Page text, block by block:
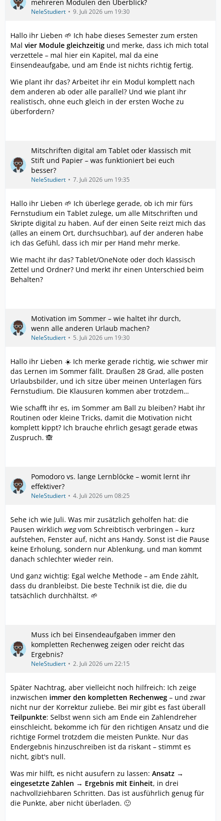
mehreren Modulen den Überblick?
NeleStudiert 9. Juli 2026 um 19:30
Hallo ihr Lieben 🌱 Ich habe dieses Semester zum ersten
Mal vier Module gleichzeitig und merke, dass ich mich total
verzettele – mal hier ein Kapitel, mal da eine
Einsendeaufgabe, und am Ende ist nichts richtig fertig.
Wie plant ihr das? Arbeitet ihr ein Modul komplett nach
dem anderen ab oder alle parallel? Und wie plant ihr
realistisch, ohne euch gleich in der ersten Woche zu
überfordern?
Mitschriften digital am Tablet oder klassisch mit
Stift und Papier – was funktioniert bei euch
besser?
NeleStudiert 7. Juli 2026 um 19:35
Hallo ihr Lieben 🌱 Ich überlege gerade, ob ich mir fürs
Fernstudium ein Tablet zulege, um alle Mitschriften und
Skripte digital zu haben. Auf der einen Seite reizt mich das
(alles an einem Ort, durchsuchbar), auf der anderen habe
ich das Gefühl, dass ich mir per Hand mehr merke.
Wie macht ihr das? Tablet/OneNote oder doch klassisch
Zettel und Ordner? Und merkt ihr einen Unterschied beim
Behalten?
Motivation im Sommer – wie haltet ihr durch,
wenn alle anderen Urlaub machen?
NeleStudiert 5. Juli 2026 um 19:30
Hallo ihr Lieben ☀️ Ich merke gerade richtig, wie schwer mir
das Lernen im Sommer fällt. Draußen 28 Grad, alle posten
Urlaubsbilder, und ich sitze über meinen Unterlagen fürs
Fernstudium. Die Klausuren kommen aber trotzdem…
Wie schafft ihr es, im Sommer am Ball zu bleiben? Habt ihr
Routinen oder kleine Tricks, damit die Motivation nicht
komplett kippt? Ich brauche ehrlich gesagt gerade etwas
Zuspruch. 🙈
Pomodoro vs. lange Lernblöcke – womit lernt ihr
effektiver?
NeleStudiert 4. Juli 2026 um 08:25
Sehe ich wie Juli. Was mir zusätzlich geholfen hat: die
Pausen wirklich wegvom Schreibtisch verbringen – kurz
aufstehen, Fenster auf, nicht ans Handy. Sonst ist die Pause
keine Erholung, sondern nur Ablenkung, und man kommt
danach schlechter wieder rein.
Und ganz wichtig: Egal welche Methode – am Ende zählt,
dass du dranbleibst. Die beste Technik ist die, die du
tatsächlich durchhältst. 🌱
Muss ich bei Einsendeaufgaben immer den
kompletten Rechenweg zeigen oder reicht das
Ergebnis?
NeleStudiert 2. Juli 2026 um 22:15
Später Nachtrag, aber vielleicht noch hilfreich: Ich zeige
inzwischen immer den kompletten Rechenweg – und zwar
nicht nur der Korrektur zuliebe. Bei mir gibt es fast überall
Teilpunkte: Selbst wenn sich am Ende ein Zahlendreher
einschleicht, bekomme ich für den richtigen Ansatz und die
richtige Formel trotzdem die meisten Punkte. Nur das
Endergebnis hinzuschreiben ist da riskant – stimmt es
nicht, gibt's null.
Was mir hilft, es nicht ausufern zu lassen: Ansatz →
eingesetzte Zahlen → Ergebnis mit Einheit, in drei
nachvollziehbaren Schritten. Das ist ausführlich genug für
die Punkte, aber nicht überladen. 🙂